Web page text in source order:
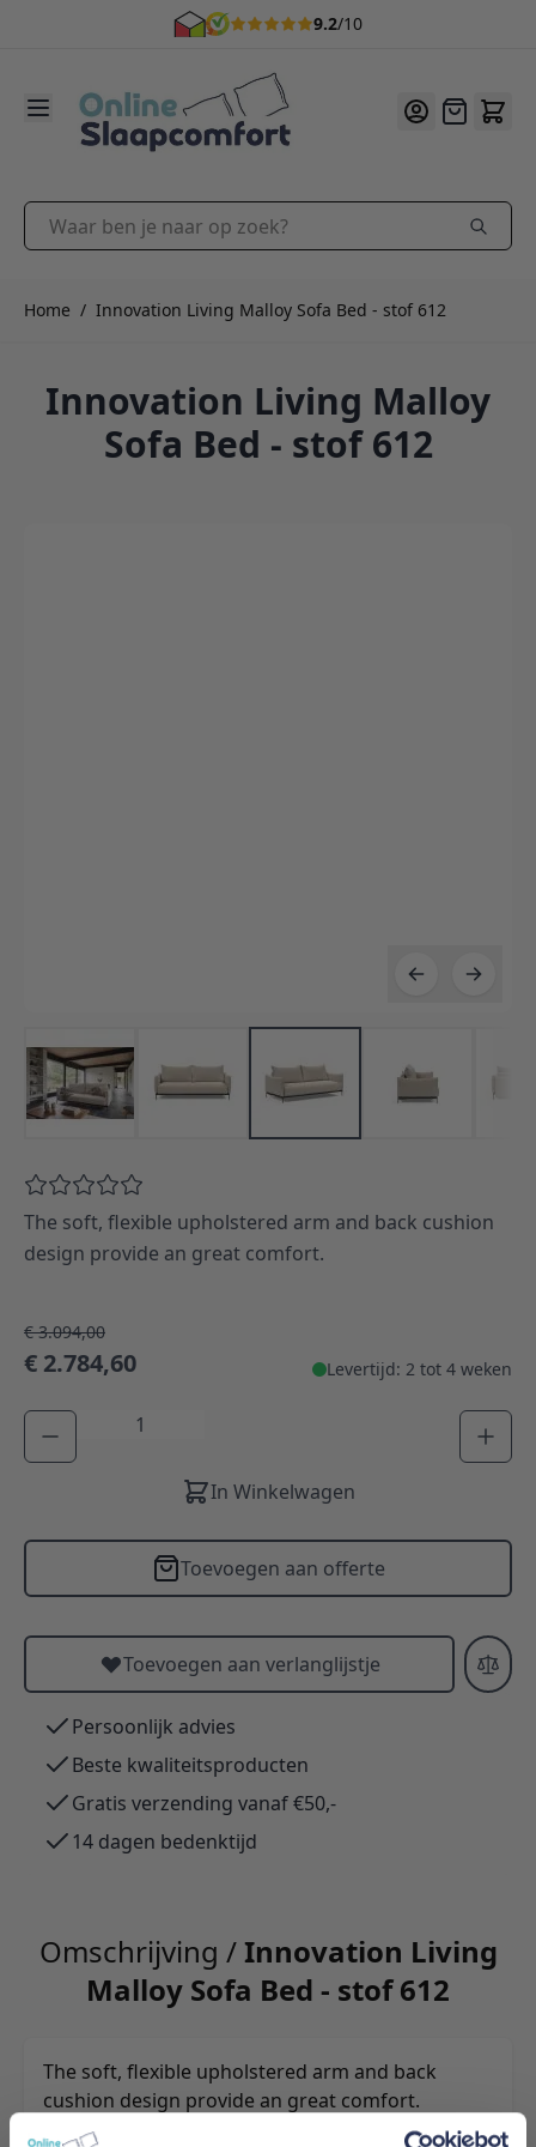
9.2/10
Offerte
Waar ben je naar op zoek?
Home / Innovation Living Malloy Sofa Bed - stof 612
Innovation Living Malloy
Sofa Bed - stof 612
The soft, flexible upholstered arm and back cushion
design provide an great comfort.
€ 3.094,00
€ 2.784,60 Levertijd: 2 tot 4 weken
Aantal
In Winkelwagen
Toevoegen aan offerte
Toevoegen aan verlanglijstje
Persoonlijk advies
Beste kwaliteitsproducten
Gratis verzending vanaf €50,-
14 dagen bedenktijd
Omschrijving /Innovation Living
Malloy Sofa Bed - stof 612
The soft, flexible upholstered arm and back
cushion design provide an great comfort.